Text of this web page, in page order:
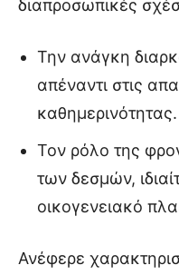
διαπροσωπικές
Την ανάγκη
απέναντι στις
καθημερινότητας.
Τον ρόλο της
των δεσμών,
οικογενειακό
Ανέφερε